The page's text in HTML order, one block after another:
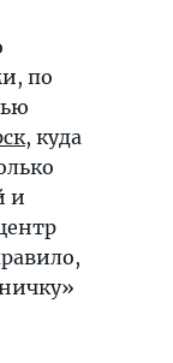
по
, куда
и